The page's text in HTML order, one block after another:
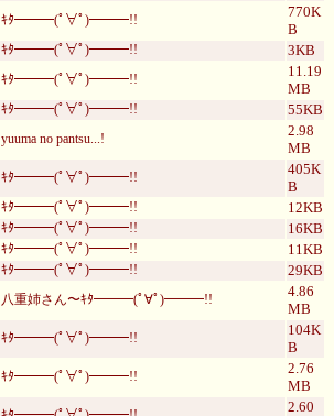
ｷﾀ━━━(ﾟ∀ﾟ)━━━!!
770K
B
ｷﾀ━━━(ﾟ∀ﾟ)━━━!! 3KB
ｷﾀ━━━(ﾟ∀ﾟ)━━━!!
11.19
MB
ｷﾀ━━━(ﾟ∀ﾟ)━━━!! 55KB
yuuma no pantsu...!
2.98
MB
ｷﾀ━━━(ﾟ∀ﾟ)━━━!!
405K
B
ｷﾀ━━━(ﾟ∀ﾟ)━━━!! 12KB
ｷﾀ━━━(ﾟ∀ﾟ)━━━!! 16KB
ｷﾀ━━━(ﾟ∀ﾟ)━━━!! 11KB
ｷﾀ━━━(ﾟ∀ﾟ)━━━!! 29KB
八重姉さん〜ｷﾀ━━━(ﾟ∀ﾟ)━━━!!
4.86
MB
ｷﾀ━━━(ﾟ∀ﾟ)━━━!!
104K
B
ｷﾀ━━━(ﾟ∀ﾟ)━━━!!
2.76
MB
2.60